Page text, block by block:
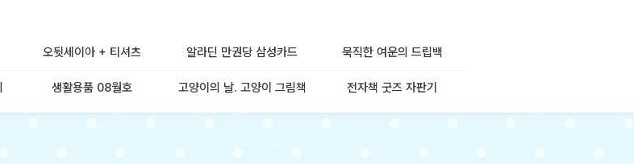
오뒷세이아 + 티셔츠 알라딘 만권당 삼성카드 묵직한 여운의 드립백
생활용품 08월호 고양이의 날. 고양이 그림책 전자책 굿즈 자판기